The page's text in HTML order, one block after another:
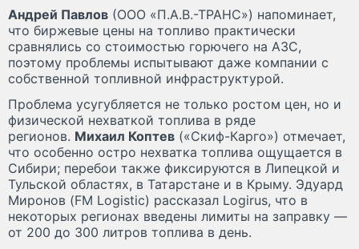
Андрей Павлов (ООО «П.А.В.-ТРАНС») напоминает,
что биржевые цены на топливо практически
сравнялись со стоимостью горючего на АЗС,
поэтому проблемы испытывают даже компании с
собственной топливной инфраструктурой.
Проблема усугубляется не только ростом цен, но и
физической нехваткой топлива в ряде
регионов. Михаил Коптев («Скиф-Карго») отмечает,
что особенно остро нехватка топлива ощущается в
Сибири; перебои также фиксируются в Липецкой и
Тульской областях, в Татарстане и в Крыму. Эдуард
Миронов (FM Logistic) рассказал Logirus, что в
некоторых регионах введены лимиты на заправку —
от 200 до 300 литров топлива в день.